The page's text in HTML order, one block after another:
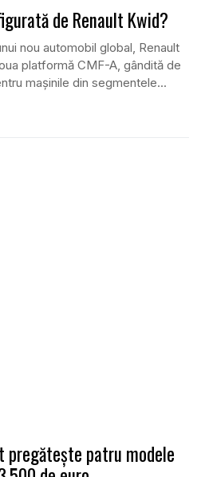
de Renault Kwid?
nou automobil global, Renault
platformă CMF-A, gândită de
mașinile din segmentele...
pregăteşte patru modele